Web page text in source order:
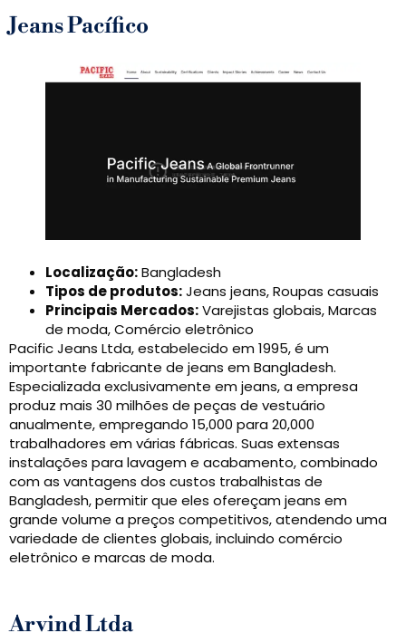
Jeans Pacífico
Localização:Bangladesh
Tipos de produtos:Jeans jeans, Roupas casuais
Principais Mercados:Varejistas globais, Marcas
de moda, Comércio eletrônico
Pacific Jeans Ltda, estabelecido em 1995, é um
importante fabricante de jeans em Bangladesh.
Especializada exclusivamente em jeans, a empresa
produz mais 30 milhões de peças de vestuário
anualmente, empregando 15,000 para 20,000
trabalhadores em várias fábricas. Suas extensas
instalações para lavagem e acabamento, combinado
com as vantagens dos custos trabalhistas de
Bangladesh, permitir que eles ofereçam jeans em
grande volume a preços competitivos, atendendo uma
variedade de clientes globais, incluindo comércio
eletrônico e marcas de moda.
Arvind Ltda